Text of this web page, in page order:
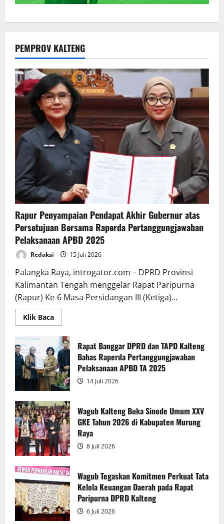
PEMPROV KALTENG
Rapur Penyampaian Pendapat Akhir Gubernur atas
Persetujuan Bersama Raperda Pertanggungjawaban
Pelaksanaan APBD 2025
Redaksi 15 Juli 2026
Palangka Raya, introgator.com – DPRD Provinsi
Kalimantan Tengah menggelar Rapat Paripurna
(Rapur) Ke-6 Masa Persidangan III (Ketiga)...
Klik BacaRead
more
Rapur
Penyampaian
Pendapat
Akhir
Gubernur
atas
Persetujuan
Bersama
Raperda
Pertanggungjawaban
Pelaksanaan
APBD
2025
Rapat Banggar DPRD dan TAPD Kalteng
Bahas Raperda Pertanggungjawaban
Pelaksanaan APBD TA 2025
14 Juli 2026
Wagub Kalteng Buka Sinode Umum XXV
GKE Tahun 2026 di Kabupaten Murung
Raya
8 Juli 2026
Wagub Tegaskan Komitmen Perkuat Tata
Kelola Keuangan Daerah pada Rapat
Paripurna DPRD Kalteng
6 Juli 2026